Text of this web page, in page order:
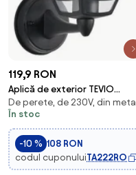
119,9 RON
Aplică de exterior TEVIO
1xE27/60W/230V IP54 negru
De perete, de 230V, din metal
În stoc
-10 % 108 RON
codul cuponuluiTA222RO